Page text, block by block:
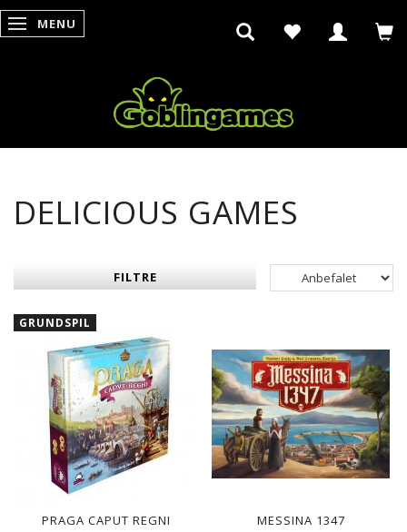
SKIFTE NAVIGATION
MENU
DELICIOUS GAMES
FILTRE
GRUNDSPIL
PRAGA CAPUT REGNI
MESSINA 1347